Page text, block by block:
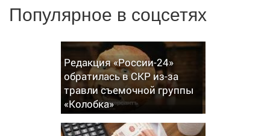
Популярное в соцсетях
Редакция «России-24»
обратилась в СКР из-за
травли съемочной группы
«Колобка»